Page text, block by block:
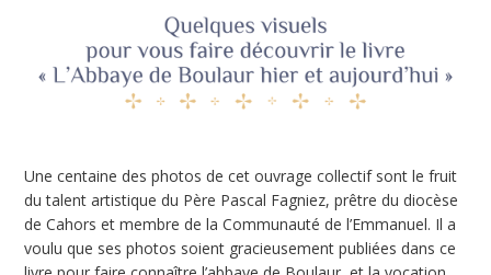
Une centaine des photos de cet ouvrage collectif sont le fruit
du talent artistique du Père Pascal Fagniez, prêtre du diocèse
de Cahors et membre de la Communauté de l’Emmanuel. Il a
voulu que ses photos soient gracieusement publiées dans ce